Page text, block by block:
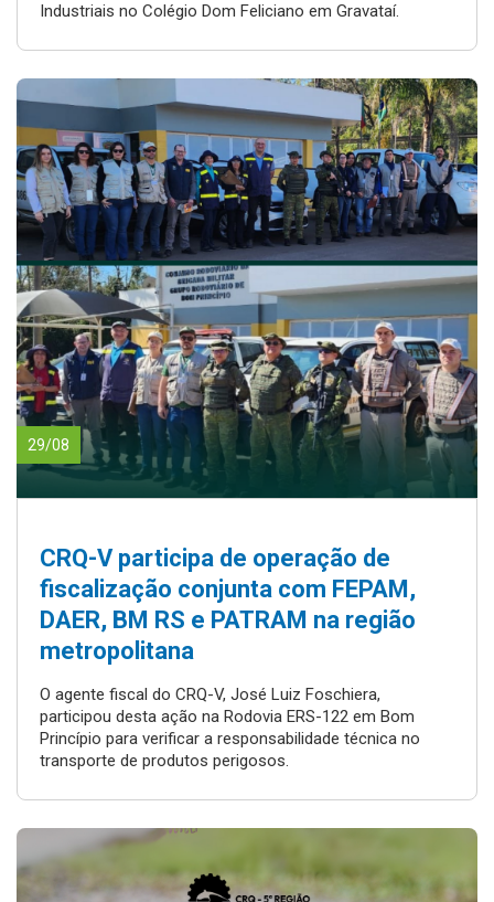
Industriais no Colégio Dom Feliciano em Gravataí.
29/08
CRQ-V participa de operação de
fiscalização conjunta com FEPAM,
DAER, BM RS e PATRAM na região
metropolitana
O agente fiscal do CRQ-V, José Luiz Foschiera,
participou desta ação na Rodovia ERS-122 em Bom
Princípio para verificar a responsabilidade técnica no
transporte de produtos perigosos.